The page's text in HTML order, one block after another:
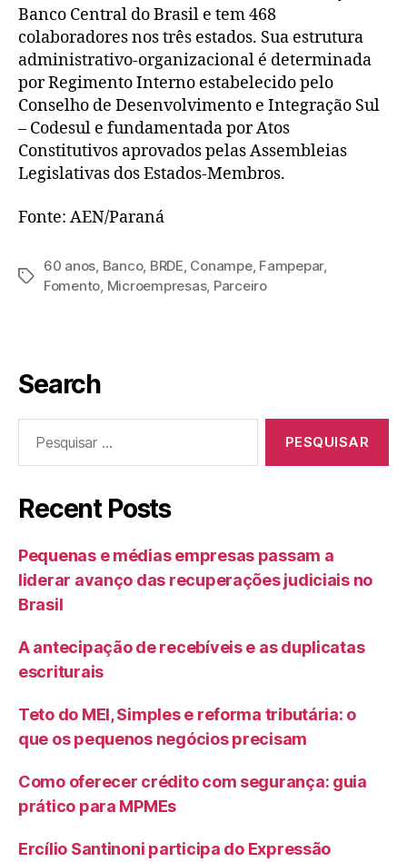
Banco Central do Brasil e tem 468
colaboradores nos três estados. Sua estrutura
administrativo-organizacional é determinada
por Regimento Interno estabelecido pelo
Conselho de Desenvolvimento e Integração Sul
– Codesul e fundamentada por Atos
Constitutivos aprovados pelas Assembleias
Legislativas dos Estados-Membros.
Fonte: AEN/Paraná
60 anos, Banco, BRDE, Conampe, Fampepar,
Fomento, Microempresas, Parceiro
Search
Recent Posts
Pequenas e médias empresas passam a
liderar avanço das recuperações judiciais no
Brasil
A antecipação de recebíveis e as duplicatas
escriturais
Teto do MEI, Simples e reforma tributária: o
que os pequenos negócios precisam
Como oferecer crédito com segurança: guia
prático para MPMEs
Ercílio Santinoni participa do Expressão